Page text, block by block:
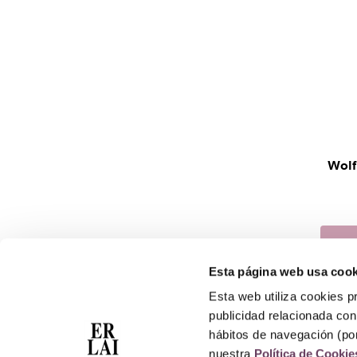
Esta página web usa
Esta web utiliza cookies
publicidad relacionada
hábitos de navegación
nuestra Política de
Contacto
Atención Telefónica: 944 435 713